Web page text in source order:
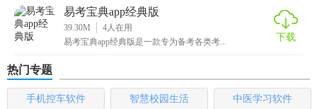
易考宝典app经典版
39.30M 4 人在用
易考宝典app经典版是一款专为备考各类考...
下载
热门专题
手机控车软件 智慧校园生活 中医学习软件